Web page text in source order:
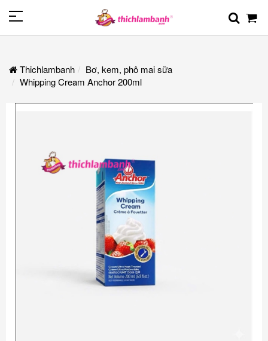
Thichlambanh
Bơ, kem, phô mai sữa
Whipping Cream Anchor 200ml